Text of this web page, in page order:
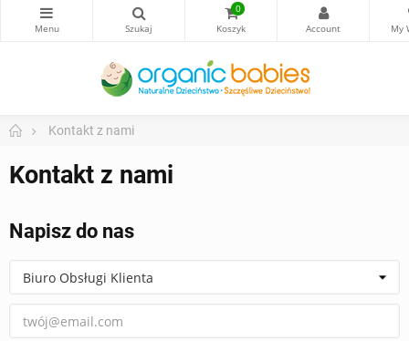
0
Kontakt z nami
Kontakt z nami
Napisz do nas